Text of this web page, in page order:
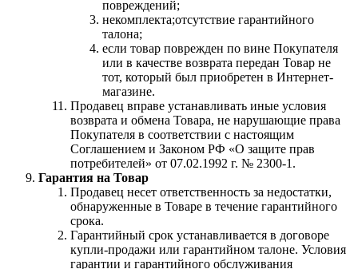
повреждений;
некомплекта;отсутствие гарантийного
талона;
если товар поврежден по вине Покупателя
или в качестве возврата передан Товар не
тот, который был приобретен в Интернет-
магазине.
Продавец вправе устанавливать иные условия
возврата и обмена Товара, не нарушающие права
Покупателя в соответствии с настоящим
Соглашением и Законом РФ «О защите прав
потребителей» от 07.02.1992 г. № 2300-1.
Гарантия на Товар
Продавец несет ответственность за недостатки,
обнаруженные в Товаре в течение гарантийного
срока.
Гарантийный срок устанавливается в договоре
купли-продажи или гарантийном талоне. Условия
гарантии и гарантийного обслуживания